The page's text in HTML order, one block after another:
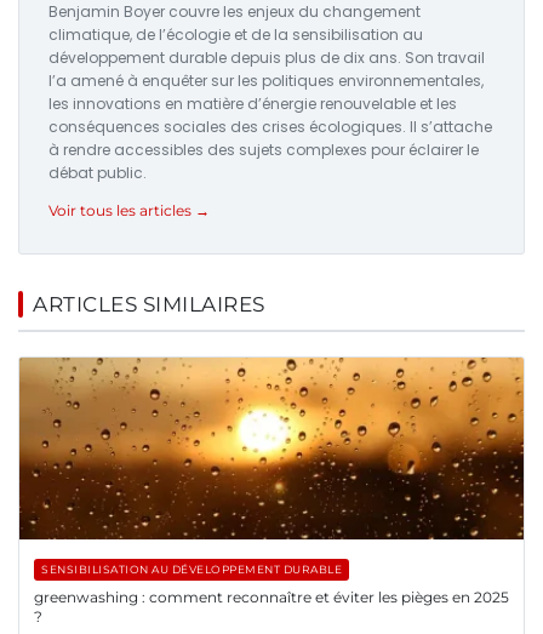
Benjamin Boyer couvre les enjeux du changement
climatique, de l’écologie et de la sensibilisation au
développement durable depuis plus de dix ans. Son travail
l’a amené à enquêter sur les politiques environnementales,
les innovations en matière d’énergie renouvelable et les
conséquences sociales des crises écologiques. Il s’attache
à rendre accessibles des sujets complexes pour éclairer le
débat public.
Voir tous les articles →
ARTICLES SIMILAIRES
SENSIBILISATION AU DÉVELOPPEMENT DURABLE
greenwashing : comment reconnaître et éviter les pièges en 2025
?